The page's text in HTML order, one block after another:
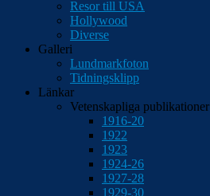
Resor till USA
Hollywood
Diverse
Galleri
Lundmarkfoton
Tidningsklipp
Länkar
Vetenskapliga publikationer
1916-20
1922
1923
1924-26
1927-28
1929-30